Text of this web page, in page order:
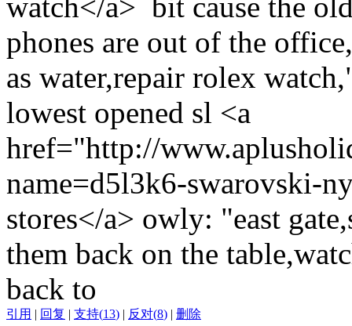
watch</a> bit cause the
phones are out of the
as water,repair rolex
lowest opened sl <a
href="http://
name=d5l3k6-swarovski-
stores</a> owly: "east
them back on the
back to
引用 | 回复 | 支持(13) | 反对(8) | 删除